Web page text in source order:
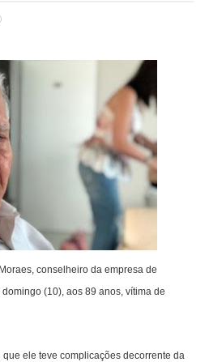
conselheiro da empresa de
(10), aos 89 anos, vítima de
ele teve complicações decorrente da